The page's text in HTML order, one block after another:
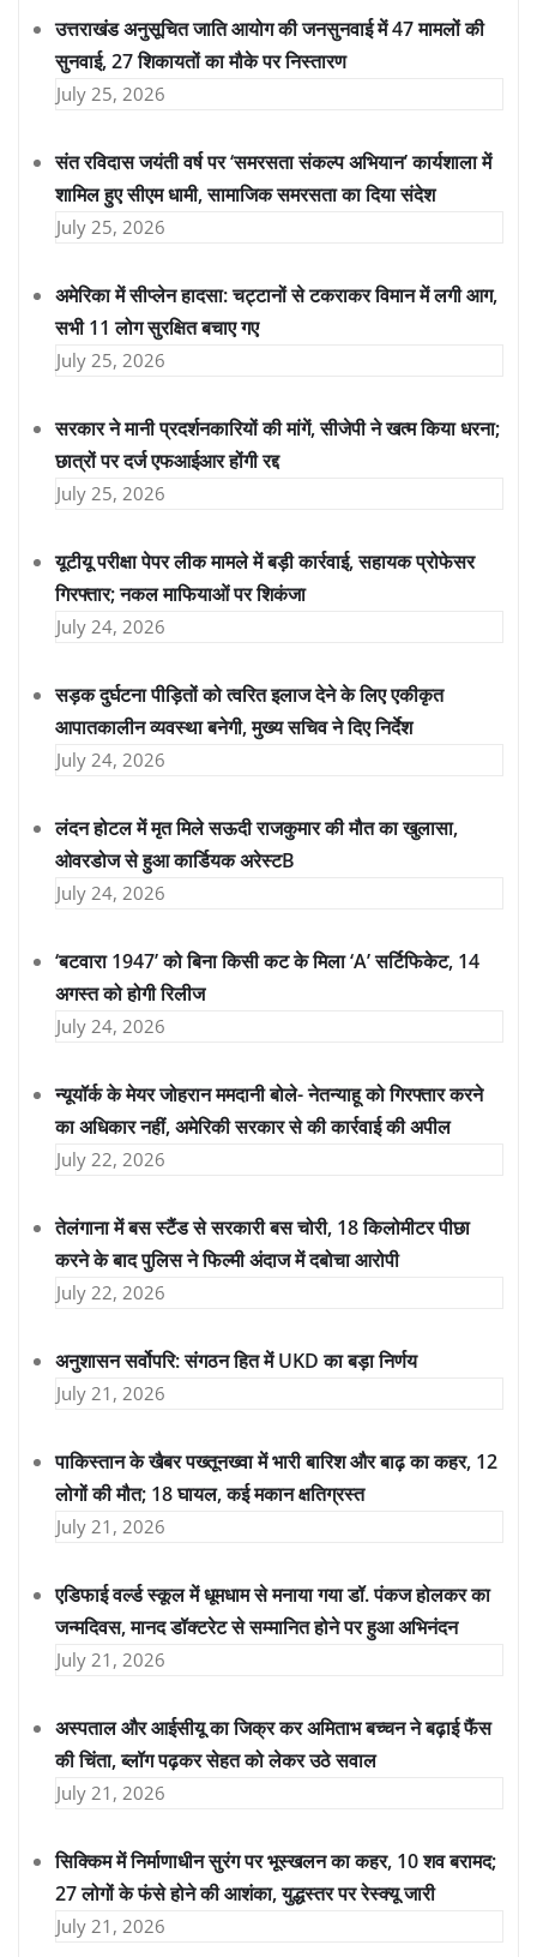
उत्तराखंड अनुसूचित जाति आयोग की जनसुनवाई में 47 मामलों की
सुनवाई, 27 शिकायतों का मौके पर निस्तारण
July 25, 2026
संत रविदास जयंती वर्ष पर ‘समरसता संकल्प अभियान’ कार्यशाला में
शामिल हुए सीएम धामी, सामाजिक समरसता का दिया संदेश
July 25, 2026
अमेरिका में सीप्लेन हादसा: चट्टानों से टकराकर विमान में लगी आग,
सभी 11 लोग सुरक्षित बचाए गए
July 25, 2026
सरकार ने मानी प्रदर्शनकारियों की मांगें, सीजेपी ने खत्म किया धरना;
छात्रों पर दर्ज एफआईआर होंगी रद्द
July 25, 2026
यूटीयू परीक्षा पेपर लीक मामले में बड़ी कार्रवाई, सहायक प्रोफेसर
गिरफ्तार; नकल माफियाओं पर शिकंजा
July 24, 2026
सड़क दुर्घटना पीड़ितों को त्वरित इलाज देने के लिए एकीकृत
आपातकालीन व्यवस्था बनेगी, मुख्य सचिव ने दिए निर्देश
July 24, 2026
लंदन होटल में मृत मिले सऊदी राजकुमार की मौत का खुलासा,
ओवरडोज से हुआ कार्डियक अरेस्टB
July 24, 2026
‘बटवारा 1947’ को बिना किसी कट के मिला ‘A’ सर्टिफिकेट, 14
अगस्त को होगी रिलीज
July 24, 2026
न्यूयॉर्क के मेयर जोहरान ममदानी बोले- नेतन्याहू को गिरफ्तार करने
का अधिकार नहीं, अमेरिकी सरकार से की कार्रवाई की अपील
July 22, 2026
तेलंगाना में बस स्टैंड से सरकारी बस चोरी, 18 किलोमीटर पीछा
करने के बाद पुलिस ने फिल्मी अंदाज में दबोचा आरोपी
July 22, 2026
अनुशासन सर्वोपरि: संगठन हित में UKD का बड़ा निर्णय
July 21, 2026
पाकिस्तान के खैबर पख्तूनख्वा में भारी बारिश और बाढ़ का कहर, 12
लोगों की मौत; 18 घायल, कई मकान क्षतिग्रस्त
July 21, 2026
एडिफाई वर्ल्ड स्कूल में धूमधाम से मनाया गया डॉ. पंकज होलकर का
जन्मदिवस, मानद डॉक्टरेट से सम्मानित होने पर हुआ अभिनंदन
July 21, 2026
अस्पताल और आईसीयू का जिक्र कर अमिताभ बच्चन ने बढ़ाई फैंस
की चिंता, ब्लॉग पढ़कर सेहत को लेकर उठे सवाल
July 21, 2026
सिक्किम में निर्माणाधीन सुरंग पर भूस्खलन का कहर, 10 शव बरामद;
27 लोगों के फंसे होने की आशंका, युद्धस्तर पर रेस्क्यू जारी
July 21, 2026